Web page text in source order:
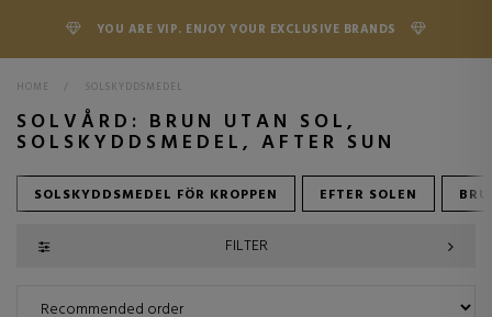
YOU ARE VIP. ENJOY YOUR EXCLUSIVE BRANDS
HOME > SOLSKYDDSMEDEL
SOLVÅRD: BRUN UTAN SOL,
SOLSKYDDSMEDEL, AFTER SUN
SOLSKYDDSMEDEL FÖR KROPPEN EFTER SOLEN
FILTER